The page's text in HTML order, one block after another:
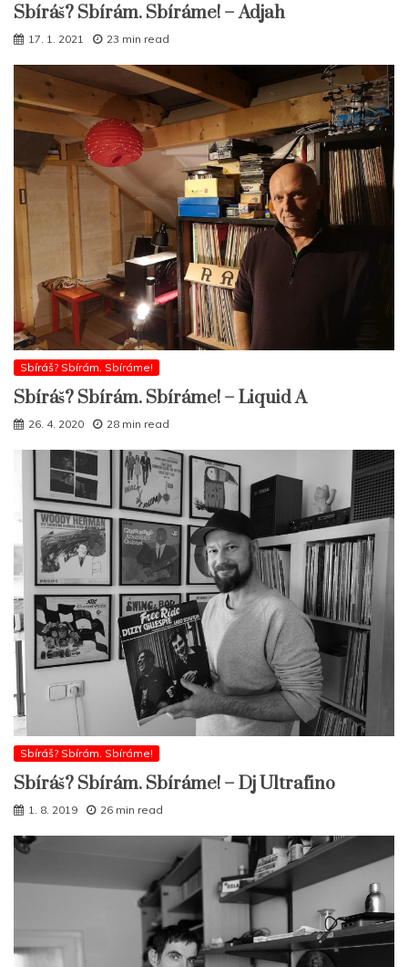
Sbíráš? Sbírám. Sbíráme! – Adjah
17. 1. 2021 23 min read
Sbíráš? Sbírám. Sbíráme!
Sbíráš? Sbírám. Sbíráme! – Liquid A
26. 4. 2020 28 min read
Sbíráš? Sbírám. Sbíráme!
Sbíráš? Sbírám. Sbíráme! – Dj Ultrafino
1. 8. 2019 26 min read